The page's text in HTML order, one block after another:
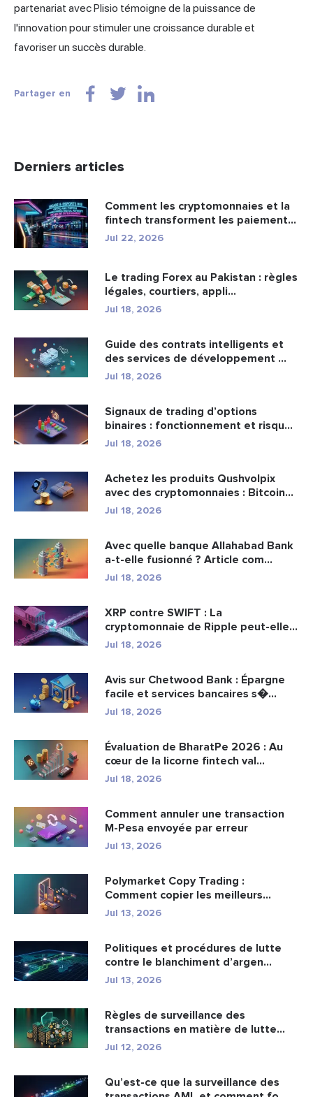
partenariat avec Plisio témoigne de la puissance de
l'innovation pour stimuler une croissance durable et
favoriser un succès durable.
Partager en
Derniers articles
Comment les cryptomonnaies et la
fintech transforment les paiement...
Jul 22, 2026
Le trading Forex au Pakistan : règles
légales, courtiers, appli...
Jul 18, 2026
Guide des contrats intelligents et
des services de développement ...
Jul 18, 2026
Signaux de trading d’options
binaires : fonctionnement et risqu...
Jul 18, 2026
Achetez les produits Qushvolpix
avec des cryptomonnaies : Bitcoin...
Jul 18, 2026
Avec quelle banque Allahabad Bank
a-t-elle fusionné ? Article com...
Jul 18, 2026
XRP contre SWIFT : La
cryptomonnaie de Ripple peut-elle
remplacer...
Jul 18, 2026
Avis sur Chetwood Bank : Épargne
facile et services bancaires s�...
Jul 18, 2026
Évaluation de BharatPe 2026 : Au
cœur de la licorne fintech val...
Jul 18, 2026
Comment annuler une transaction
M-Pesa envoyée par erreur
Jul 13, 2026
Polymarket Copy Trading :
Comment copier les meilleurs
portefeuil...
Jul 13, 2026
Politiques et procédures de lutte
contre le blanchiment d’argen...
Jul 13, 2026
Règles de surveillance des
transactions en matière de lutte
cont...
Jul 12, 2026
Qu’est-ce que la surveillance des